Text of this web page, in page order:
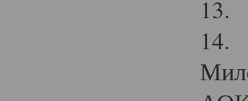
13.
14.